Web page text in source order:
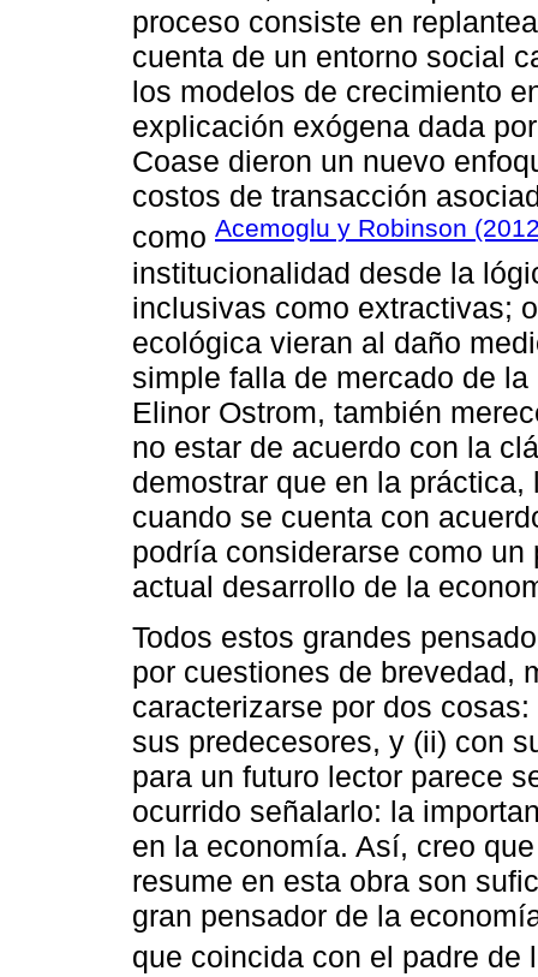
proceso consiste en
cuenta de un entorno social
los modelos de crecimiento
explicación exógena dada
Coase dieron un nuevo
costos de transacción
como Acemoglu y Robinson
institucionalidad desde la
inclusivas como extractivas;
ecológica vieran al daño
simple falla de mercado de
Elinor Ostrom, también
no estar de acuerdo con la
demostrar que en la
cuando se cuenta con
podría considerarse como
actual desarrollo de la
Todos estos grandes
por cuestiones de brevedad,
caracterizarse por dos
sus predecesores, y (ii) con
para un futuro lector parece
ocurrido señalarlo: la
en la economía. Así, creo
resume en esta obra son
gran pensador de la
que coincida con el padre